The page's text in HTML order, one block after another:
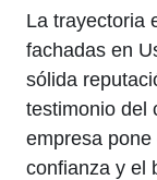
La trayectoria
fachadas en
sólida
testimonio del
empresa
confianza y el